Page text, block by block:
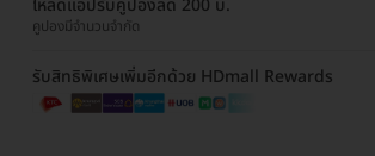
โหลดแอปรับคูปองลด 200 บ.
คูปองมีจำนวนจำกัด
รับสิทธิพิเศษเพิ่มอีกด้วย HDmall Rewards